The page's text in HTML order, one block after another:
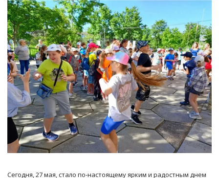
Сегодня, 27 мая, стало по-настоящему ярким и радостным днем